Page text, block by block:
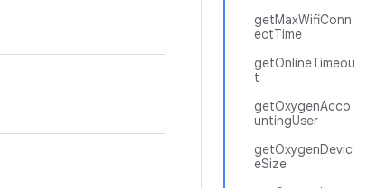
getMaxWifiConn
ectTime
getOnlineTimeou
t
getOxygenAcco
untingUser
getOxygenDevic
eSize